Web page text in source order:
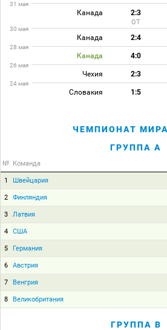
31 мая
Канада 2:3
ОТ
30 мая
Канада 2:4
28 мая
Канада 4:0
26 мая
Чехия 2:3
24 мая
Словакия 1:5
ЧЕМПИОНАТ
ГРУППА A
№ Команда
1 Швейцария
2 Финляндия
3 Латвия
4 США
5 Германия
6 Австрия
7 Венгрия
8 Великобритания
ГРУППА B